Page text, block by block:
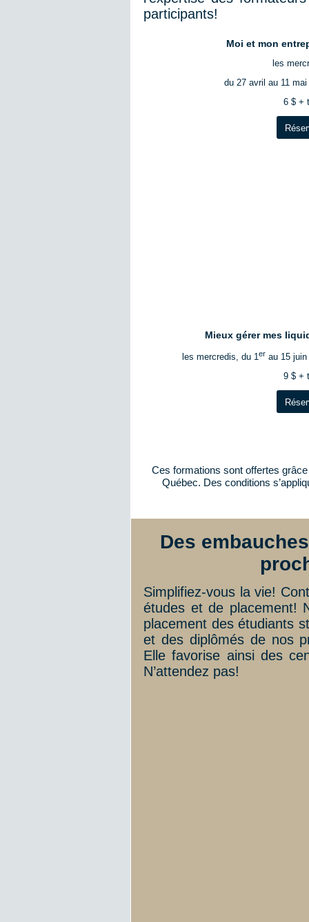
participants!
Moi et mon
les
du 27 avril au 11 mai
6 $ +
Mieux gérer mes
les mercredis, du 1er au 15 juin
9 $ +
Ces formations sont offertes
Québec. Des conditions
Des
Simplifiez-vous la vie!
études et de placement!
placement des étudiants
et des diplômés de nos
Elle favorise ainsi des
N’attendez pas!